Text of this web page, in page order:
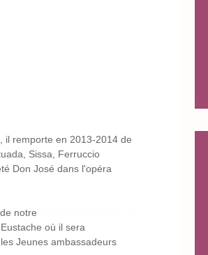
il remporte en 2013-2014 de
Sissa, Ferruccio
Don José dans l'opéra
notre
où il sera
Jeunes ambassadeurs